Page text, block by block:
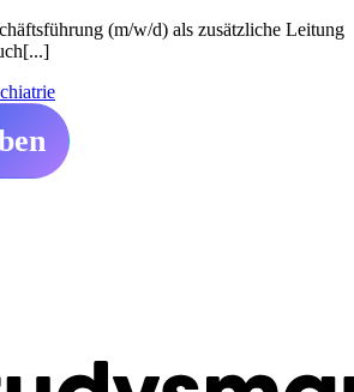
(m/w/d) als zusätzliche Leitung